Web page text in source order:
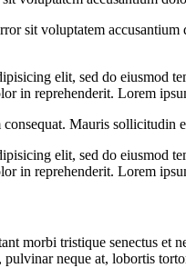
sit voluptatem
elit, sed do eiusmod
in reprehenderit. Lorem
Mauris sollicitudin
elit, sed do eiusmod
in reprehenderit. Lorem
morbi tristique senectus
neque at, lobortis